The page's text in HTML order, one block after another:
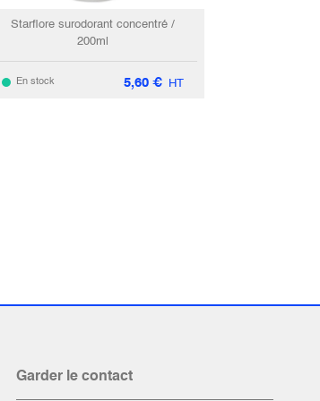
Starflore surodorant concentré /
200ml
En stock 5,60 € HT
Garder le contact